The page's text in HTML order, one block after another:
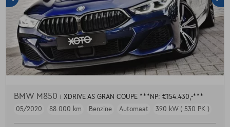
BMW M850 i XDRIVE AS GRAN COUPE ***NP: €154.430,-***
05/2020
88.000 km Benzine Automaat 390 kW ( 530 PK )